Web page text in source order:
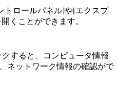
トロールパネル]や[エクスプ
くことができます。
すると、コンピュータ情報
ネットワーク情報の確認がで